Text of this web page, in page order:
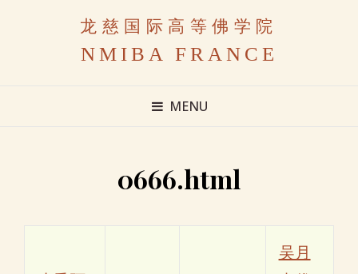
龙慈国际高等佛学院
NMIBA FRANCE
MENU
0666.html
吴月